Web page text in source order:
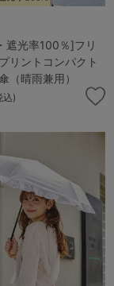
遮光率100％]フリ
リントコンパクト
（晴雨兼用）
込)